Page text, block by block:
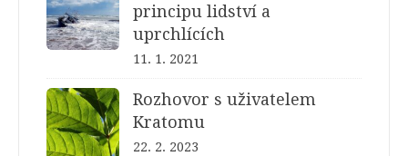
principu lidství a
uprchlících
11. 1. 2021
Rozhovor s uživatelem
Kratomu
22. 2. 2023